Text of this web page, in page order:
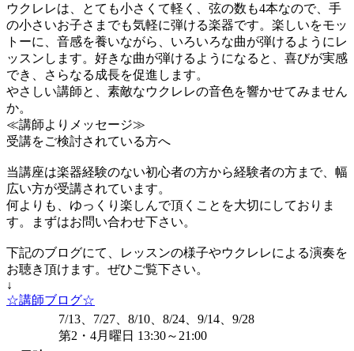
ウクレレは、とても小さくて軽く、弦の数も4本なので、手
の小さいお子さまでも気軽に弾ける楽器です。楽しいをモッ
トーに、音感を養いながら、いろいろな曲が弾けるようにレ
ッスンします。好きな曲が弾けるようになると、喜びが実感
でき、さらなる成長を促進します。
やさしい講師と、素敵なウクレレの音色を響かせてみません
か。
≪講師よりメッセージ≫
受講をご検討されている方へ
当講座は楽器経験のない初心者の方から経験者の方まで、幅
広い方が受講されています。
何よりも、ゆっくり楽しんで頂くことを大切にしておりま
す。まずはお問い合わせ下さい。
下記のブログにて、レッスンの様子やウクレレによる演奏を
お聴き頂けます。ぜひご覧下さい。
↓
☆講師ブログ☆
7/13、7/27、8/10、8/24、9/14、9/28
第2・4月曜日 13:30～21:00